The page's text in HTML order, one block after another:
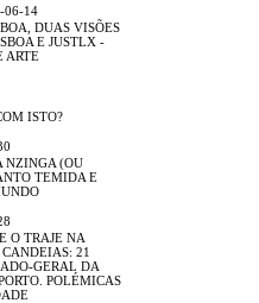
06-14
DUAS VISÕES
E JUSTLX -
ARTE
ISTO?
NZINGA (OU
TEMIDA E
O TRAJE NA
21
GERAL DA
POLÉMICAS